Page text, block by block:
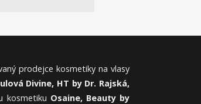
prodejce kosmetiky na vlasy
Divine, HT by Dr. Rajská,
kosmetiku Osaine, Beauty by